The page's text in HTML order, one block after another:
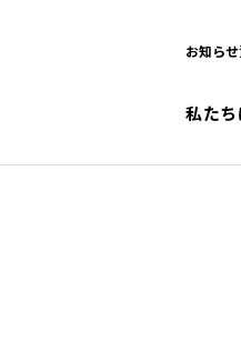
お知らせ
私た